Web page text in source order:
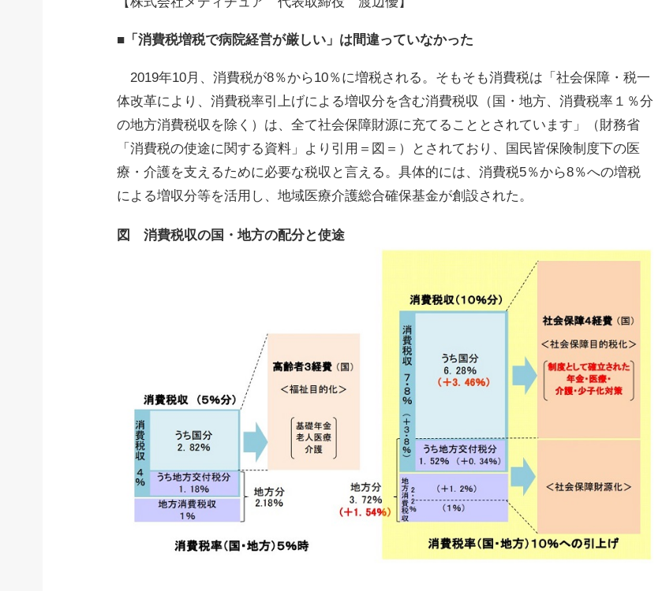
■「消費税増税で病院経営が厳しい」は間違っていなかった
2019年10月、消費税が8％から10％に増税される。そもそも消費税は「社会保障・税一
体改革により、消費税率引上げによる増収分を含む消費税収（国・地方、消費税率１％分
の地方消費税収を除く）は、全て社会保障財源に充てることとされています」（財務省
「消費税の使途に関する資料」より引用＝図＝）とされており、国民皆保険制度下の医
療・介護を支えるために必要な税収と言える。具体的には、消費税5％から8％への増税
による増収分等を活用し、地域医療介護総合確保基金が創設された。
図 消費税収の国・地方の配分と使途